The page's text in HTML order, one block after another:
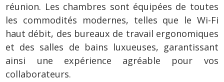
réunion. Les chambres sont équipées de toutes
les commodités modernes, telles que le Wi-Fi
haut débit, des bureaux de travail ergonomiques
et des salles de bains luxueuses, garantissant
ainsi une expérience agréable pour vos
collaborateurs.